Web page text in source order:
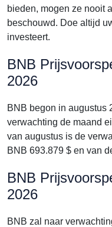
bieden, mogen ze nooit
beschouwd. Doe altijd
investeert.
BNB
2026
BNB begon in augustus
verwachting de maand
van augustus is de
BNB 693.879 $ en van
BNB
2026
BNB zal naar